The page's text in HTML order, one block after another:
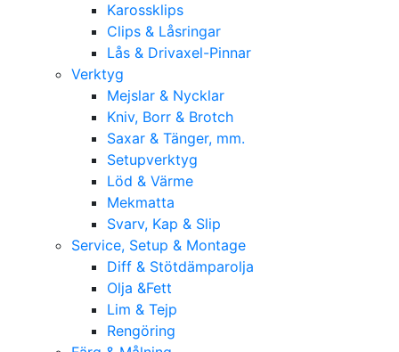
Karossklips
Clips & Låsringar
Lås & Drivaxel-Pinnar
Verktyg
Mejslar & Nycklar
Kniv, Borr & Brotch
Saxar & Tänger, mm.
Setupverktyg
Löd & Värme
Mekmatta
Svarv, Kap & Slip
Service, Setup & Montage
Diff & Stötdämparolja
Olja &Fett
Lim & Tejp
Rengöring